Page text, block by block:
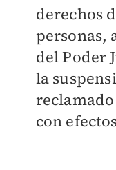
derechos
personas,
del Poder
la
con